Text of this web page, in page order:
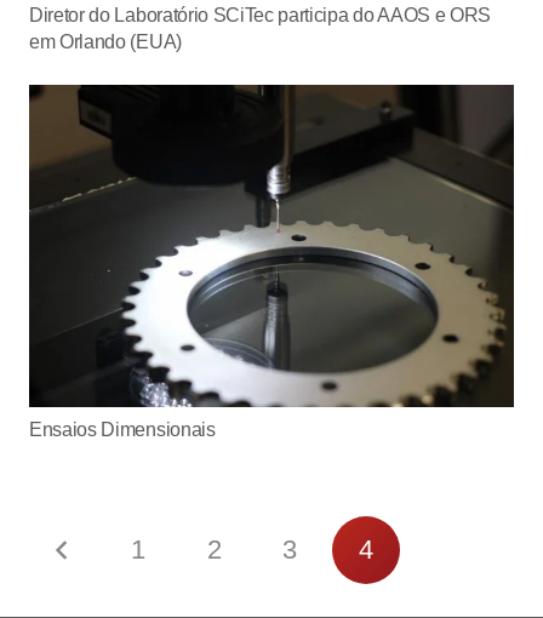
Diretor do Laboratório SCiTec participa do AAOS e ORS
em Orlando (EUA)
Ensaios Dimensionais
1 2 3 4